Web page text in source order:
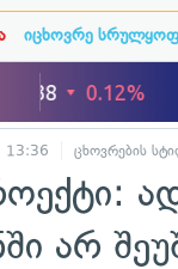
იცხოვრე
13:36 ცხოვრების
არ